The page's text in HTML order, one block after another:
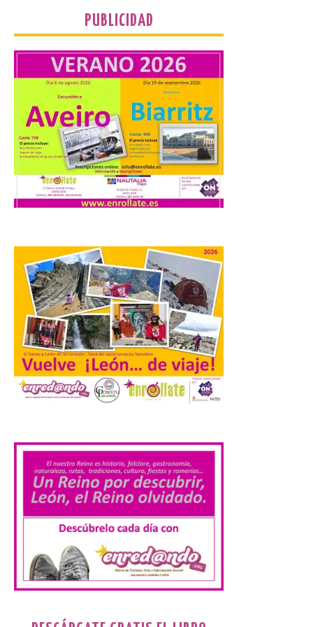
La Diputación de Zamora
publica el volumen 55 de
la Biblioteca de Cultura
Tradicional Zamorana
6 Ago 2026
La Diputación de Zamora
publica el volumen 55 de la
Biblioteca de Cultura
Tradicional Zamorana
para preservar el
patrimonio etnográfico. La obra “Los
El Ayuntamiento de
Salamanca activa
‘Comercios con Alma’
6 Ago 2026
Una campaña para
promocionar el comercio
El Ayuntamiento de Salamanca ha puesto
en marcha desde este 31 de julio
‘Comercios con Alma’, una campaña de
promoción […]
Nueva cita en León con el
Cine de Verano este 6 de
agosto con la película ‘La
juventud’
PUBLICIDAD